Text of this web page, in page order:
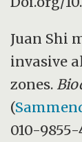
Juan Shi
invasive
zones.
(
010-9855-